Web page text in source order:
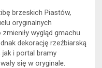
brzeskich Piastów,
oryginalnych
wygląd gmachu.
dekorację rzeźbiarską
i portal bramy
się w oryginale.